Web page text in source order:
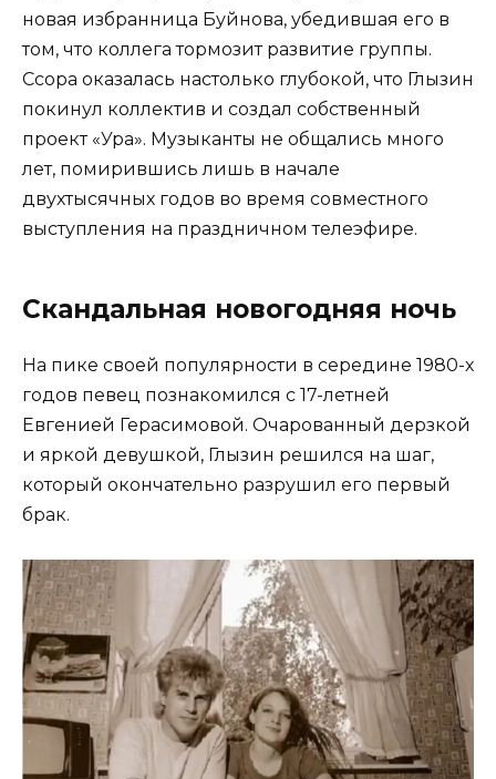
новая избранница Буйнова, убедившая его в
том, что коллега тормозит развитие группы.
Ссора оказалась настолько глубокой, что Глызин
покинул коллектив и создал собственный
проект «Ура». Музыканты не общались много
лет, помирившись лишь в начале
двухтысячных годов во время совместного
выступления на праздничном телеэфире.
Скандальная новогодняя ночь
На пике своей популярности в середине 1980-х
годов певец познакомился с 17-летней
Евгенией Герасимовой. Очарованный дерзкой
и яркой девушкой, Глызин решился на шаг,
который окончательно разрушил его первый
брак.